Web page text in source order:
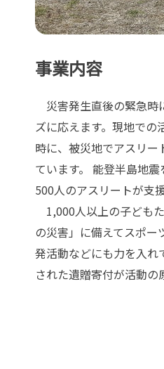
事業内容
災害発生直後の緊急時
ズに応えます。現地で
時に、被災地でアスリ
ています。 能登半島地
500人のアスリートが支
1,000人以上の子ども
の災害」に備えてスポ
発活動などにも力を入れ
された遺贈寄付が活動の